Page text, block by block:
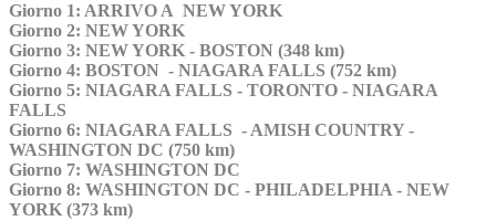
Giorno 1: ARRIVO A NEW YORK
Giorno 2: NEW YORK
Giorno 3: NEW YORK - BOSTON (348 km)
Giorno 4: BOSTON - NIAGARA FALLS (752 km)
Giorno 5: NIAGARA FALLS - TORONTO - NIAGARA
FALLS
Giorno 6: NIAGARA FALLS - AMISH COUNTRY -
WASHINGTON DC (750 km)
Giorno 7: WASHINGTON DC
Giorno 8: WASHINGTON DC - PHILADELPHIA - NEW
YORK (373 km)